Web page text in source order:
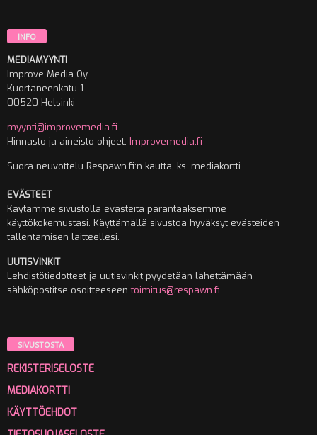
INFO
MEDIAMYYNTI
Improve Media Oy
Kuortaneenkatu 1
00520 Helsinki
myynti@improvemedia.fi
Hinnasto ja aineisto-ohjeet: Improvemedia.fi
Suora neuvottelu Respawn.fi:n kautta, ks. mediakortti
EVÄSTEET
Käytämme sivustolla evästeitä parantaaksemme
käyttökokemustasi. Käyttämällä sivustoa hyväksyt evästeiden
tallentamisen laitteellesi.
UUTISVINKIT
Lehdistötiedotteet ja uutisvinkit pyydetään lähettämään
sähköpostitse osoitteeseentoimitus@respawn.fi
SIVUSTOSTA
REKISTERISELOSTE
MEDIAKORTTI
KÄYTTÖEHDOT